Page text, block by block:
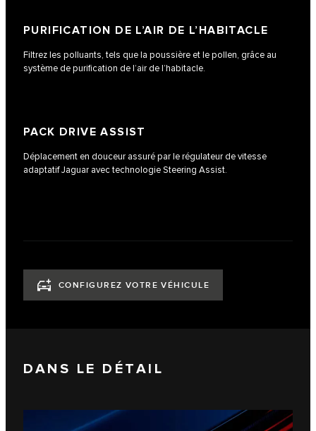
PURIFICATION DE L’AIR DE L’HABITACLE
Filtrez les polluants, tels que la poussière et le pollen, grâce au
système de purification de l’air de l’habitacle.
PACK DRIVE ASSIST
Déplacement en douceur assuré par le régulateur de vitesse
adaptatif Jaguar avec technologie Steering Assist.
CONFIGUREZ VOTRE VÉHICULE
DANS LE DÉTAIL